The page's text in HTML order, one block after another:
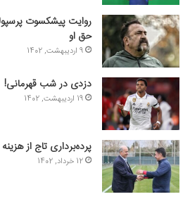
روایت پیشکسوت
حق او
9 اردیبهشت, 1402
دزدی در شب قهرمانی!
19 اردیبهشت, 1402
پرده‌برداری تاج از هزینه ۴۱۱ میلیاردی یک باشگاه!
12 خرداد, 1402